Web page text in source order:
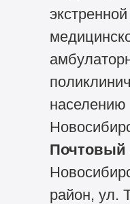
населению
Почтовый
район, ул.